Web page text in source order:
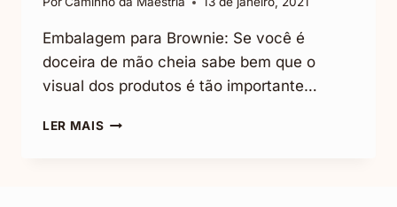
Embalagem para Brownie: Se você é
doceira de mão cheia sabe bem que o
visual dos produtos é tão importante…
LER MAIS7